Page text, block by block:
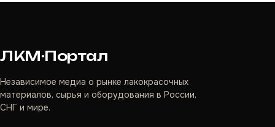
ЛКМ·Портал
Независимое медиа о рынке лакокрасочных
материалов, сырья и оборудования в России,
СНГ и мире.